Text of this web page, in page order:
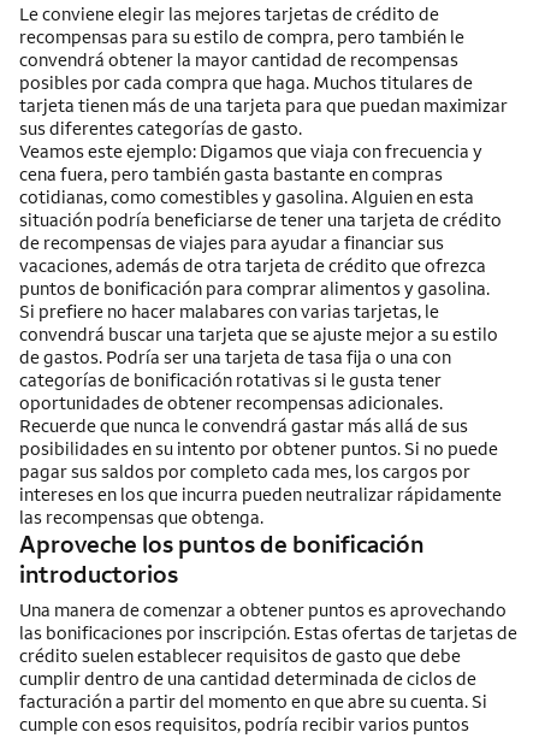
Le conviene elegir las mejores tarjetas de crédito de
recompensas para su estilo de compra, pero también le
convendrá obtener la mayor cantidad de recompensas
posibles por cada compra que haga. Muchos titulares de
tarjeta tienen más de una tarjeta para que puedan maximizar
sus diferentes categorías de gasto.
Veamos este ejemplo: Digamos que viaja con frecuencia y
cena fuera, pero también gasta bastante en compras
cotidianas, como comestibles y gasolina. Alguien en esta
situación podría beneficiarse de tener una tarjeta de crédito
de recompensas de viajes para ayudar a financiar sus
vacaciones, además de otra tarjeta de crédito que ofrezca
puntos de bonificación para comprar alimentos y gasolina.
Si prefiere no hacer malabares con varias tarjetas, le
convendrá buscar una tarjeta que se ajuste mejor a su estilo
de gastos. Podría ser una tarjeta de tasa fija o una con
categorías de bonificación rotativas si le gusta tener
oportunidades de obtener recompensas adicionales.
Recuerde que nunca le convendrá gastar más allá de sus
posibilidades en su intento por obtener puntos. Si no puede
pagar sus saldos por completo cada mes, los cargos por
intereses en los que incurra pueden neutralizar rápidamente
las recompensas que obtenga.
Aproveche los puntos de bonificación
introductorios
Una manera de comenzar a obtener puntos es aprovechando
las bonificaciones por inscripción. Estas ofertas de tarjetas de
crédito suelen establecer requisitos de gasto que debe
cumplir dentro de una cantidad determinada de ciclos de
facturación a partir del momento en que abre su cuenta. Si
cumple con esos requisitos, podría recibir varios puntos